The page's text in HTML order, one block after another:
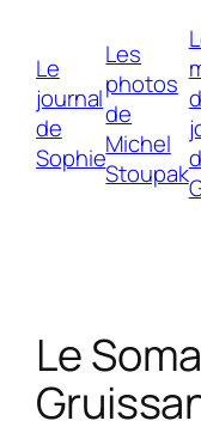
contenu
Le
journal
de
Sophie
Les
photos
de
Michel
Stoupak
Le